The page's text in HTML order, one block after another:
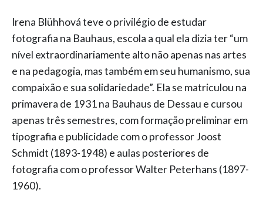
Irena Blühhová teve o privilégio de estudar
fotografia na Bauhaus, escola a qual ela dizia ter “um
nível extraordinariamente alto não apenas nas artes
e na pedagogia, mas também em seu humanismo, sua
compaixão e sua solidariedade”. Ela se matriculou na
primavera de 1931 na Bauhaus de Dessau e cursou
apenas três semestres, com formação preliminar em
tipografia e publicidade com o professor Joost
Schmidt (1893-1948) e aulas posteriores de
fotografia com o professor Walter Peterhans (1897-
1960).